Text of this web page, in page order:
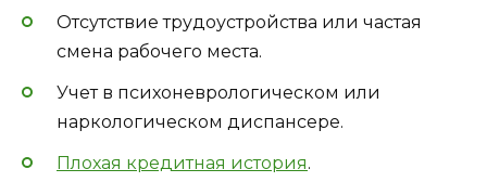
Отсутствие трудоустройства или частая
смена рабочего места.
Учет в психоневрологическом или
наркологическом диспансере.
Плохая кредитная история.